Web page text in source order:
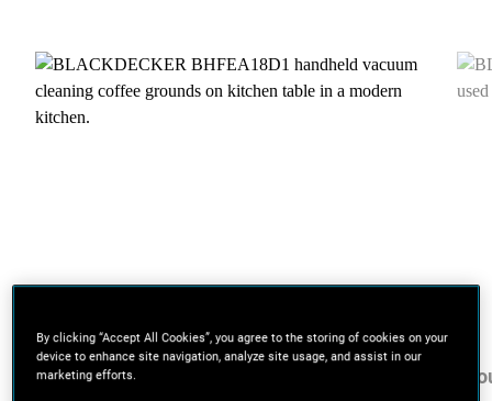
POWERSERIES™+
By clicking “Accept All Cookies”, you agree to the storing of cookies on your
device to enhance site navigation, analyze site usage, and assist in our
marketing efforts.